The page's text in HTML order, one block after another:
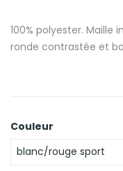
100% polyester. Maille
ronde contrastée et
contrastées.
pour plus de confort.
Couleur